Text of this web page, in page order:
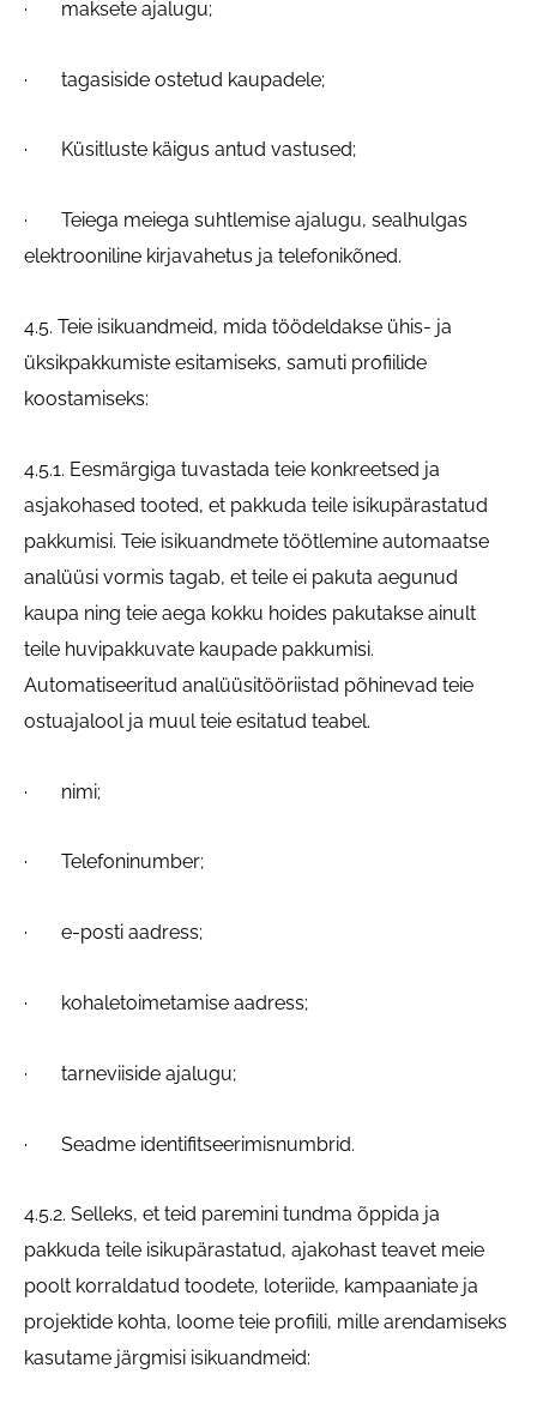
· maksete ajalugu;
· tagasiside ostetud kaupadele;
· Küsitluste käigus antud vastused;
· Teiega meiega suhtlemise ajalugu, sealhulgas
elektrooniline kirjavahetus ja telefonikõned.
4.5. Teie isikuandmeid, mida töödeldakse ühis- ja
üksikpakkumiste esitamiseks, samuti profiilide
koostamiseks:
4.5.1. Eesmärgiga tuvastada teie konkreetsed ja
asjakohased tooted, et pakkuda teile isikupärastatud
pakkumisi. Teie isikuandmete töötlemine automaatse
analüüsi vormis tagab, et teile ei pakuta aegunud
kaupa ning teie aega kokku hoides pakutakse ainult
teile huvipakkuvate kaupade pakkumisi.
Automatiseeritud analüüsitööriistad põhinevad teie
ostuajalool ja muul teie esitatud teabel.
· nimi;
· Telefoninumber;
· e-posti aadress;
· kohaletoimetamise aadress;
· tarneviiside ajalugu;
· Seadme identifitseerimisnumbrid.
4.5.2. Selleks, et teid paremini tundma õppida ja
pakkuda teile isikupärastatud, ajakohast teavet meie
poolt korraldatud toodete, loteriide, kampaaniate ja
projektide kohta, loome teie profiili, mille arendamiseks
kasutame järgmisi isikuandmeid: